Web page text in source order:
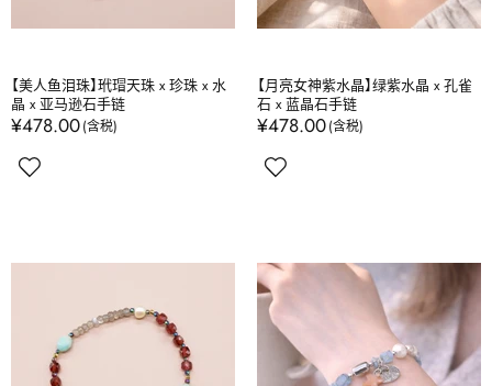
【美人鱼泪珠】玳瑁天珠 x 珍珠 x 水
晶 x 亚马逊石手链
¥478.00
【月亮女神紫水晶】绿紫水晶 x 孔雀
石 x 蓝晶石手链
¥478.00